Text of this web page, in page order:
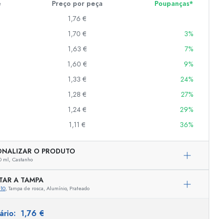
Preço por peça
Poupanças*
1,76 €
1,70 €
3%
1,63 €
7%
1,60 €
9%
1,33 €
24%
1,28 €
27%
1,24 €
29%
1,11 € 36%
O PRODUTO
ml, Castanho
A TAMPA
, Tampa de rosca, Alumínio, Prateado
1,76 €